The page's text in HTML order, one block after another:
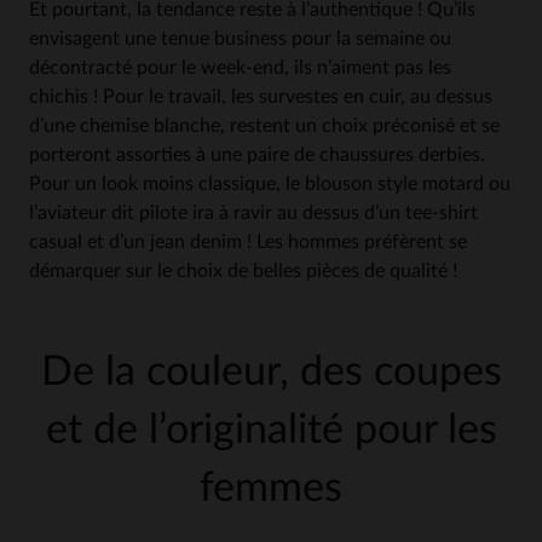
Et pourtant, la tendance reste à l’authentique ! Qu’ils
envisagent une tenue business pour la semaine ou
décontracté pour le week-end, ils n’aiment pas les
chichis ! Pour le travail, les survestes en cuir, au dessus
d’une chemise blanche, restent un choix préconisé et se
porteront assorties à une paire de chaussures derbies.
Pour un look moins classique, le blouson style motard ou
l’aviateur dit pilote ira à ravir au dessus d’un tee-shirt
casual et d’un jean denim ! Les hommes préfèrent se
démarquer sur le choix de belles pièces de qualité !
De la couleur, des coupes
et de l’originalité pour les
femmes